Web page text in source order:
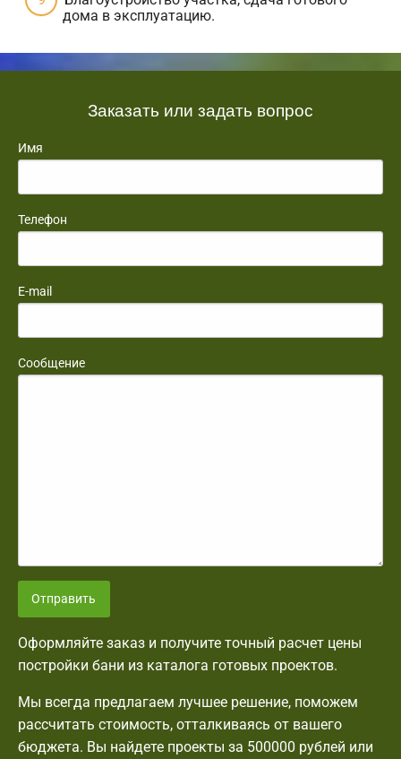
дома в эксплуатацию.
Заказать или задать вопрос
Имя
Телефон
E-mail
Сообщение
Отправить
Оформляйте заказ и получите точный расчет цены
постройки бани из каталога готовых проектов.
Мы всегда предлагаем лучшее решение, поможем
рассчитать стоимость, отталкиваясь от вашего
бюджета. Вы найдете проекты за 500000 рублей или